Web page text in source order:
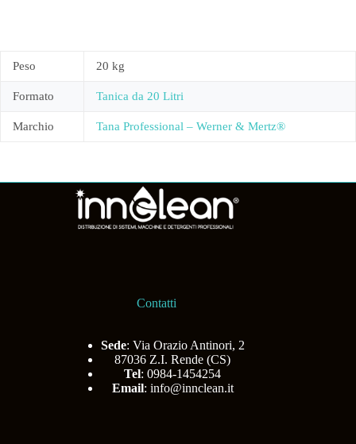
Peso 20 kg
Formato Tanica da 20 Litri
Marchio Tana Professional – Werner & Mertz®
Contatti
Sede: Via Orazio Antinori, 2
87036 Z.I. Rende (CS)
Tel: 0984-1454254
Email: info@innclean.it